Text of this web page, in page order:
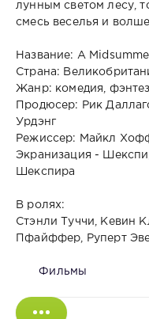
лунным светом лесу,
смесь веселья и
Название: A
Страна:
Жанр: комедия,
Продюсер: Рик
Урдэнг
Режиссер: Майкл
Экранизация -
Шекспира
В ролях:
Стэнли Туччи, Кевин
Пфайффер, Руперт
Фильмы